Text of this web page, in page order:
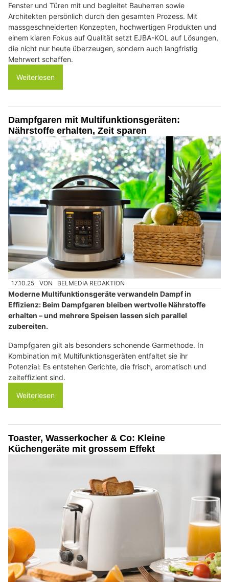
Fenster und Türen mit und begleitet Bauherren sowie
Architekten persönlich durch den gesamten Prozess. Mit
massgeschneiderten Konzepten, hochwertigen Produkten und
einem klaren Fokus auf Qualität setzt EJBA-KOL auf Lösungen,
die nicht nur heute überzeugen, sondern auch langfristig
Mehrwert schaffen.
Weiterlesen
Dampfgaren mit Multifunktionsgeräten:
Nährstoffe erhalten, Zeit sparen
17.10.25 VON BELMEDIA REDAKTION
Moderne Multifunktionsgeräte verwandeln Dampf in
Effizienz: Beim Dampfgaren bleiben wertvolle Nährstoffe
erhalten – und mehrere Speisen lassen sich parallel
zubereiten.
Dampfgaren gilt als besonders schonende Garmethode. In
Kombination mit Multifunktionsgeräten entfaltet sie ihr
Potenzial: Es entstehen Gerichte, die frisch, aromatisch und
zeiteffizient sind.
Weiterlesen
Toaster, Wasserkocher & Co: Kleine
Küchengeräte mit grossem Effekt